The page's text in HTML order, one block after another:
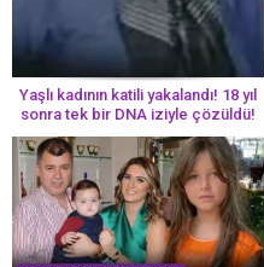
Yaşlı kadının katili yakalandı! 18 yıl
sonra tek bir DNA iziyle çözüldü!